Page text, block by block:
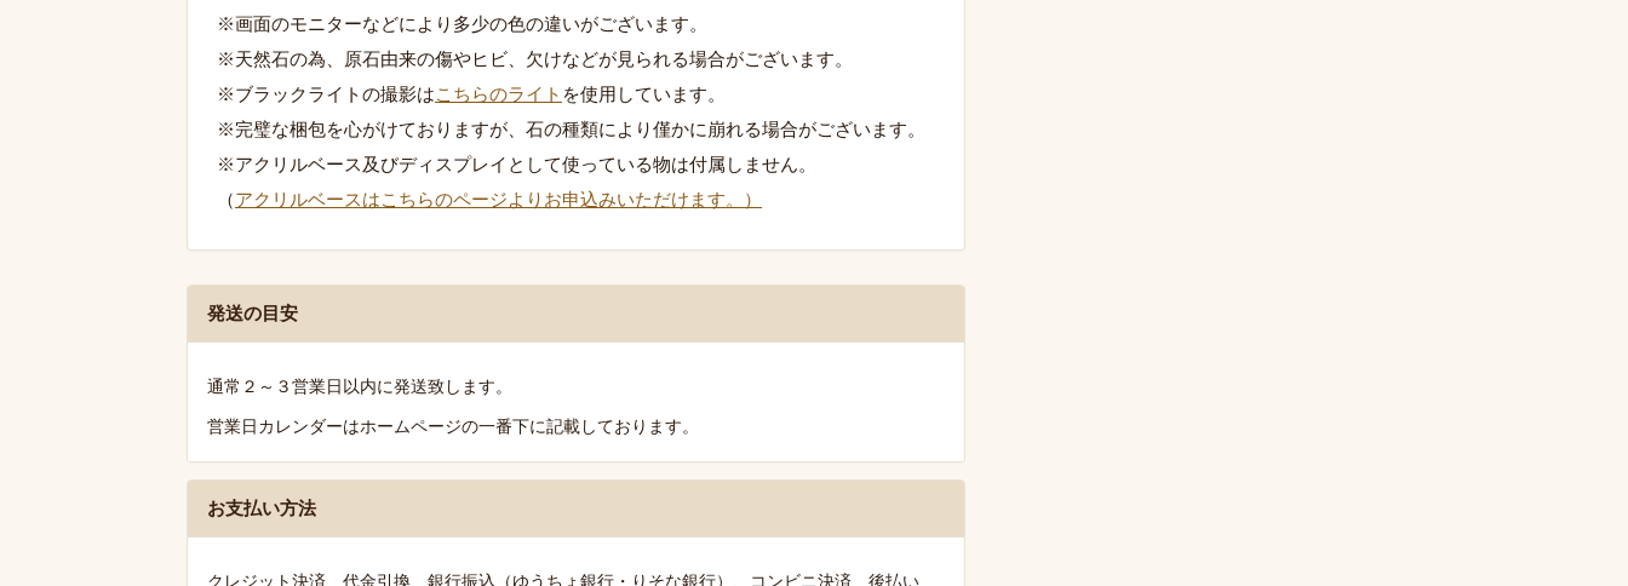
※画面のモニターなどにより多少の色の違いがございます。
※天然石の為、原石由来の傷やヒビ、欠けなどが見られる場合がございます。
※ブラックライトの撮影はこちらのライト を使用しています。
※完璧な梱包を心がけておりますが、石の種類により僅かに崩れる場合がございます。
※アクリルベース及びディスプレイとして使っている物は付属しません。
（アクリルベースはこちらのページよりお申込みいただけます。）
い・
料
発送の目安
通常２～３営業日以内に発送致します。
営業日カレンダーはホームページの一番下に記載しております。
お支払い方法
クレジット決済、代金引換、銀行振込（ゆうちょ銀行・りそな銀行）、コンビニ決済、後払い